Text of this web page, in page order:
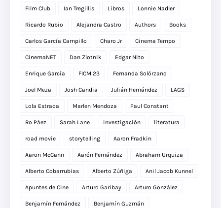
Film Club Ian Tregillis Libros Lonnie Nadler
Ricardo Rubio Alejandra Castro Authors Books
Carlos García Campillo Charo Jr Cinema Tempo
CinemaNET Dan Zlotnik Edgar Nito
Enrique García FICM 23 Fernanda Solórzano
Joel Meza Josh Candia Julián Hernández LAGS
Lola Estrada Marlen Mendoza Paul Constant
Ro Páez Sarah Lane investigación literatura
road movie storytelling Aaron Fradkin
Aaron McCann Aarón Fernández Abraham Urquiza
Alberto Cobarrubias Alberto Zúñiga Anil Jacob Kunnel
Apuntes de Cine Arturo Garibay Arturo González
Benjamín Fernández Benjamín Guzmán